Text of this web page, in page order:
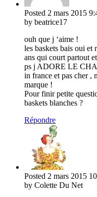
Posted 2 mars 2015
by beatrice17
ouh que j ‘aime !
les baskets bais oui et
ans qui court partout
ps j ADORE LE
in france et pas cher ,
marque !
Pour finir petite
baskets blanches ?
Répondre
Posted 2 mars 2015
by Colette Du Net